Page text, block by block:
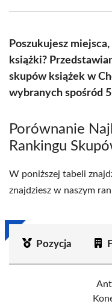
(Twitter)
Poszukujesz
książki?
skupów książek w
wybranych spośród
Porównanie
Rankingu
W poniższej tabeli
znajdziesz w naszym
Pozycja